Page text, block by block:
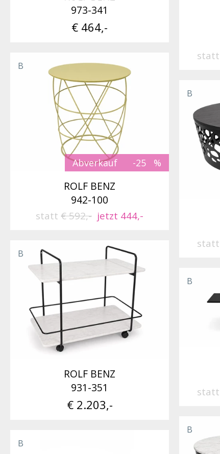
973-341
€ 464,-
statt
Abverkauf -25
B
ROLF BENZ
942-100
statt € 592,- jetzt 444,-
B
statt
B
ROLF BENZ
931-351
€ 2.203,-
B
statt
B
B